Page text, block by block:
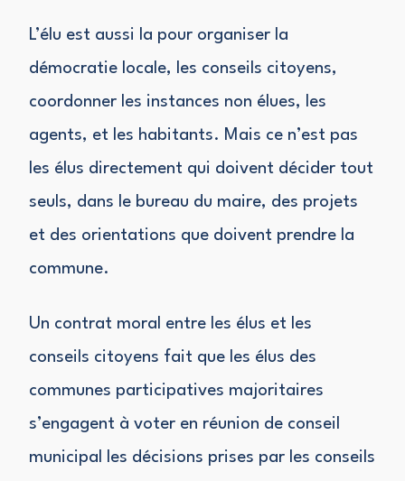
L’élu est aussi la pour organiser la
démocratie locale, les conseils citoyens,
coordonner les instances non élues, les
agents, et les habitants. Mais ce n’est pas
les élus directement qui doivent décider tout
seuls, dans le bureau du maire, des projets
et des orientations que doivent prendre la
commune.
Un contrat moral entre les élus et les
conseils citoyens fait que les élus des
communes participatives majoritaires
s’engagent à voter en réunion de conseil
municipal les décisions prises par les conseils